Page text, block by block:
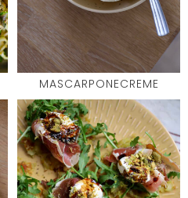
MASCARPONECREME